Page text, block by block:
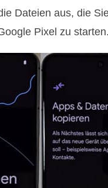
Dateien aus, die
Pixel zu starten.